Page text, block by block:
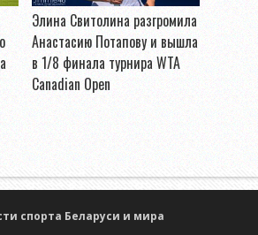
Элина Свитолина разгромила
Анастасию Потапову и вышла
в 1/8 финала турнира WTA
Canadian Open
спорта Беларуси и мира